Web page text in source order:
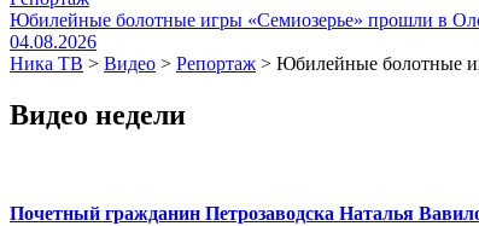
Юбилейные болотные игры «Семиозерье» прошли в
04.08.2026
Ника ТВ > Видео > Репортаж > Юбилейные болотные
Видео недели
Почетный гражданин Петрозаводска Наталья